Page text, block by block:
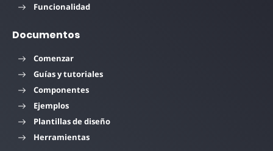
Funcionalidad
Documentos
Comenzar
Guías y tutoriales
Componentes
Ejemplos
Plantillas de diseño
Herramientas